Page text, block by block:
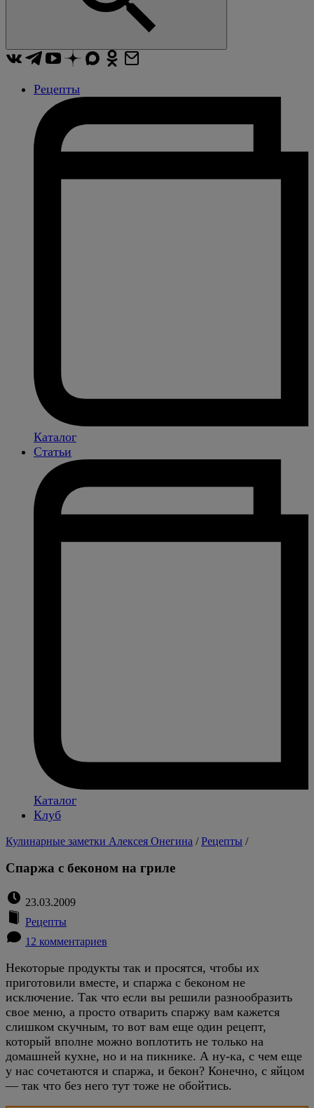
Рецепты
Каталог
Статьи
Каталог
Клуб
Кулинарные заметки Алексея Онегина /Рецепты /
Спаржа с беконом на гриле
23.03.2009
Рецепты
12 комментариев
Некоторые продукты так и просятся, чтобы их
приготовили вместе, и спаржа с беконом не
исключение. Так что если вы решили разнообразить
свое меню, а просто отварить спаржу вам кажется
слишком скучным, то вот вам еще один рецепт,
который вполне можно воплотить не только на
домашней кухне, но и на пикнике. А ну-ка, с чем еще
у нас сочетаются и спаржа, и бекон? Конечно, с яйцом
— так что без него тут тоже не обойтись.